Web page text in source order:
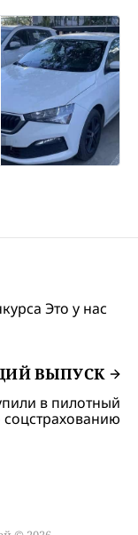
Это у нас
ВЫПУСК
в пилотный
соцстрахованию